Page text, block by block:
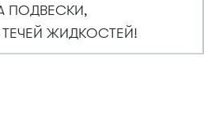
ПОДВЕСКИ,
ЖИДКОСТЕЙ!